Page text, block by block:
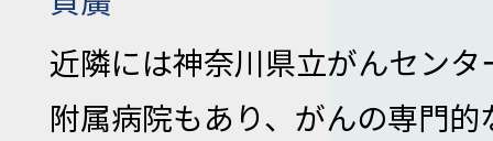
近隣には神奈川県立がんセン
附属病院もあり、がんの専門